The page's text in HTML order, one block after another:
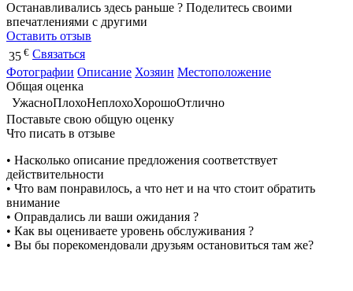
Останавливались здесь раньше ? Поделитесь своими
впечатлениями с другими
Оставить отзыв
35 € Связаться
Фотографии Описание Хозяин Местоположение
Общая оценка
УжасноПлохоНеплохоХорошоОтлично
Поставьте свою общую оценку
Что писать в отзыве
• Насколько описание предложения соответствует
действительности
• Что вам понравилось, а что нет и на что стоит обратить
внимание
• Оправдались ли ваши ожидания ?
• Как вы оцениваете уровень обслуживания ?
• Вы бы порекомендовали друзьям остановиться там же?